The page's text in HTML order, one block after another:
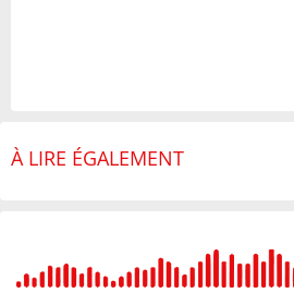
À LIRE ÉGALEMENT